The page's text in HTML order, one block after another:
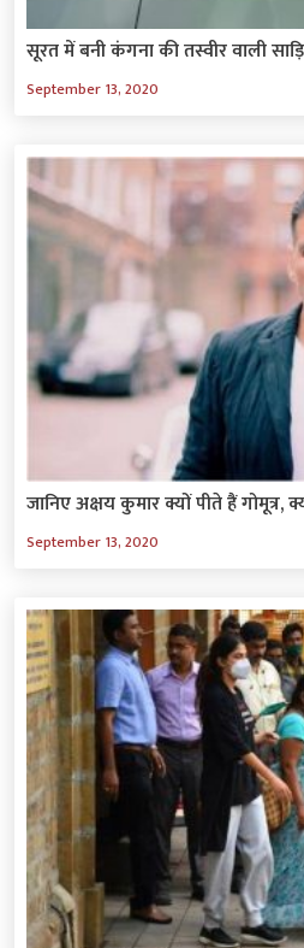
सूरत में बनी कंगना की तस्वीर वाली
September 13, 2020
जानिए अक्षय कुमार क्यों पीते हैं
September 13, 2020